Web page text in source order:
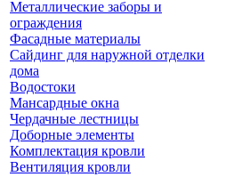
Металлические заборы и
ограждения
Фасадные материалы
Сайдинг для наружной отделки
дома
Водостоки
Мансардные окна
Чердачные лестницы
Доборные элементы
Комплектация кровли
Вентиляция кровли